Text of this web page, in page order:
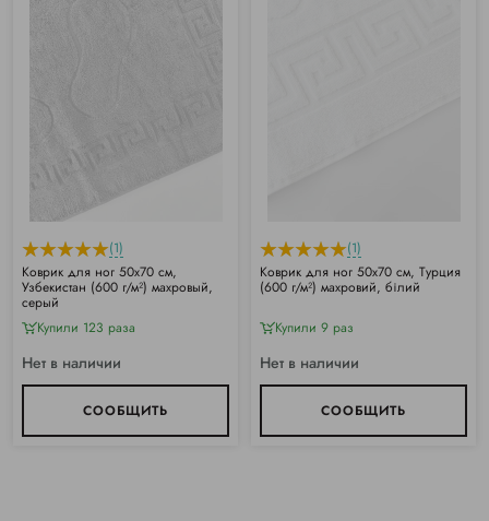
(1)
Коврик для ног 50х70 см,
Узбекистан (600 г/м²) махровый,
серый
Купили 123 раза
Нет в наличии
СООБЩИТЬ
(1)
Коврик для ног 50х70 см, Турция
(600 г/м²) махровий, білий
Купили 9 раз
Нет в наличии
СООБЩИТЬ